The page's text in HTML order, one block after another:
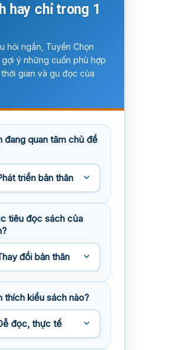
hay chỉ trong 1
hỏi ngắn, Tuyển Chọn
ý những cuốn phù hợp
gian và gu đọc của
đang quan tâm chủ đề
tiêu đọc sách của
thích kiểu sách nào?